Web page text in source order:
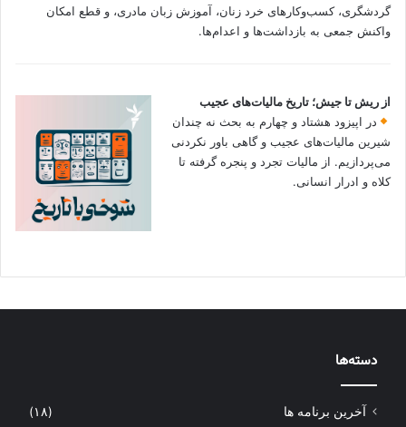
گردشگری، کسب‌وکارهای خرد زنان، آموزش زبان مادری، و قطع امکان
واکنش جمعی به بازداشت‌ها و اعدام‌ها.
از ریش تا جیش؛ تاریخ مالیات‌های عجیب
در اپیزود هشتاد و چهارم به بحث نه چندان
شیرین مالیات‌های عجیب و گاهی باور نکردنی‌
می‌پردازیم. از مالیات تجرد و پنجره گرفته تا
کلاه و ادرار انسانی.
دسته‌ها
آخرین برنامه ها
(۱۸)